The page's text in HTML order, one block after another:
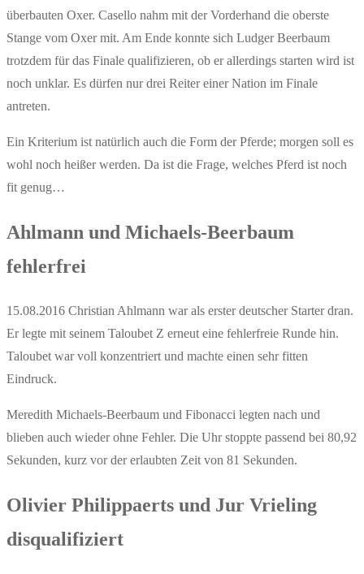
überbauten Oxer. Casello nahm mit der Vorderhand die oberste
Stange vom Oxer mit. Am Ende konnte sich Ludger Beerbaum
trotzdem für das Finale qualifizieren, ob er allerdings starten wird ist
noch unklar. Es dürfen nur drei Reiter einer Nation im Finale
antreten.
Ein Kriterium ist natürlich auch die Form der Pferde; morgen soll es
wohl noch heißer werden. Da ist die Frage, welches Pferd ist noch
fit genug…
Ahlmann und Michaels-Beerbaum
fehlerfrei
15.08.2016 Christian Ahlmann war als erster deutscher Starter dran.
Er legte mit seinem Taloubet Z erneut eine fehlerfreie Runde hin.
Taloubet war voll konzentriert und machte einen sehr fitten
Eindruck.
Meredith Michaels-Beerbaum und Fibonacci legten nach und
blieben auch wieder ohne Fehler. Die Uhr stoppte passend bei 80,92
Sekunden, kurz vor der erlaubten Zeit von 81 Sekunden.
Olivier Philippaerts und Jur Vrieling
disqualifiziert